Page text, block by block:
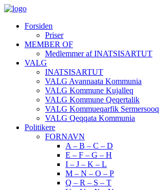
Forsiden
Priser
MEMBER OF
Medlemmer af INATSISARTUT
VALG
INATSISARTUT
VALG Avannaata Kommunia
VALG Kommune Kujalleq
VALG Kommune Qeqertalik
VALG Kommueqarfik Sermersooq
VALG Qeqqata Kommunia
Politikere
FORNAVN
A – B – C – D
E – F – G – H
I – J – K – L
M – N – O – P
Q – R – S – T